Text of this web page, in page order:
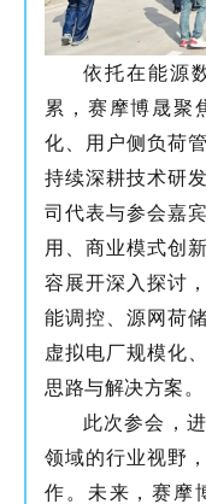
依托在能源
累，赛摩博晟聚
化、用户侧负荷
持续深耕技术研
司代表与参会嘉
用、商业模式创
容展开深入探讨
能调控、源网荷
虚拟电厂规模化
思路与解决方案。
此次参会，
领域的行业视野
作。未来，赛摩